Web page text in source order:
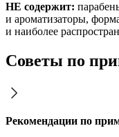
НЕ содержит:
и ароматизаторы,
и наиболее
Советы по
Рекомендации по